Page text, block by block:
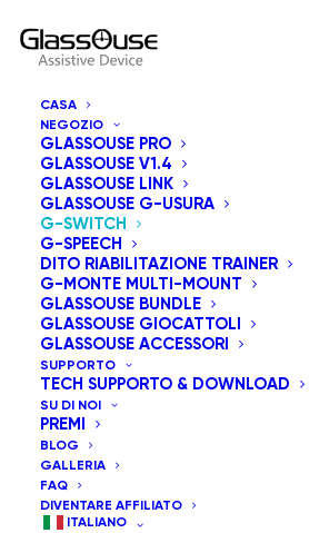
CASA
NEGOZIO
GLASSOUSE PRO
GLASSOUSE V1.4
GLASSOUSE LINK
GLASSOUSE G-USURA
G-SWITCH
G-SPEECH
DITO RIABILITAZIONE TRAINER
G-MONTE MULTI-MOUNT
GLASSOUSE BUNDLE
GLASSOUSE GIOCATTOLI
GLASSOUSE ACCESSORI
SUPPORTO
TECH SUPPORTO & DOWNLOAD
SU DI NOI
PREMI
BLOG
GALLERIA
FAQ
DIVENTARE AFFILIATO
ITALIANO